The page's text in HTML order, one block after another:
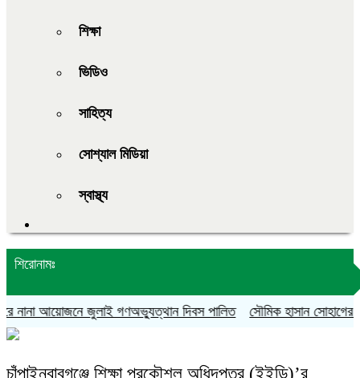
শিক্ষা
ভিডিও
সাহিত্য
সোশ্যাল মিডিয়া
স্বাস্থ্য
শিরোনামঃ
আয়োজনে জুলাই গণঅভ্যুত্থান দিবস পালিত সৌমিক হাসান সোহাগের
চাঁপাইনবাবগঞ্জে শিক্ষা প্রকৌশল অধিদপ্তর (ইইডি)’র